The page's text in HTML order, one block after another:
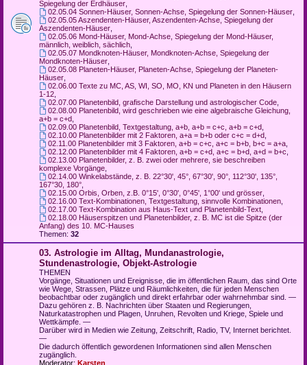
Spiegelung der Erdhäuser
02.05.04 Sonnen-Häuser, Sonnen-Achse, Spiegelung der Sonnen-Häuser,
02.05.05 Aszendenten-Häuser, Aszendenten-Achse, Spiegelung der
Aszendenten-Häuser
02.05.06 Mond-Häuser, Mond-Achse, Spiegelung der Mond-Häuser,
männlich, weiblich, sächlich
02.05.07 Mondknoten-Häuser, Mondknoten-Achse, Spiegelung der
Mondknoten-Häuser
02.05.08 Planeten-Häuser, Planeten-Achse, Spiegelung der Planeten-
Häuser
02.06.00 Texte zu MC, AS, WI, SO, MO, KN und Planeten in den Häusern
1-12
02.07.00 Planetenbild, grafische Darstellung und astrologischer Code,
02.08.00 Planetenbild, wird geschrieben wie eine algebraische Gleichung,
a+b = c+d
02.09.00 Planetenbild, Textgestaltung, a+b, a+b = c+c, a+b = c+d,
02.10.00 Planetenbilder mit 2 Faktoren, a+a = b+b oder c+c = d+d,
02.11.00 Planetenbilder mit 3 Faktoren, a+b = c+c, a+c = b+b, b+c = a+a,
02.12.00 Planetenbilder mit 4 Faktoren, a+b = c+d, a+c = b+d, a+d = b+c
02.13.00 Planetenbilder, z. B. zwei oder mehrere, sie beschreiben
komplexe Vorgänge
02.14.00 Winkelabstände, z. B. 22°30', 45°, 67°30', 90°, 112°30', 135°,
167°30, 180°
02.15.00 Orbis, Orben, z.B. 0°15', 0°30', 0°45', 1°00' und grösser,
02.16.00 Text-Kombinationen, Textgestaltung, sinnvolle Kombinationen,
02.17.00 Text-Kombination aus Haus-Text und Planetenbild-Text,
02.18.00 Häuserspitzen und Planetenbilder, z. B. MC ist die Spitze (der
Anfang) des 10. MC-Hauses
Themen: 32
03. Astrologie im Alltag, Mundanastrologie,
Stundenastrologie, Objekt-Astrologie
THEMEN
Vorgänge, Situationen und Ereignisse, die im öffentlichen Raum, das sind Orte
wie Wege, Strassen, Plätze und Räumlichkeiten, die für jeden Menschen
beobachtbar oder zugänglich und direkt erfahrbar oder wahrnehmbar sind. —
Dazu gehören z. B. Nachrichten über Staaten und Regierungen,
Naturkatastrophen und Plagen, Unruhen, Revolten und Kriege, Spiele und
Wettkämpfe. —
Darüber wird in Medien wie Zeitung, Zeitschrift, Radio, TV, Internet berichtet.
—
Die dadurch öffentlich gewordenen Informationen sind allen Menschen
zugänglich.
Moderator: Karsten